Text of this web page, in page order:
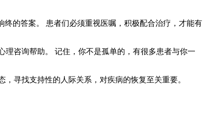
的答案。 患者们必须重视医嘱，积极配合治疗，才能有
咨询帮助。 记住，你不是孤单的，有很多患者与你一
寻找支持性的人际关系，对疾病的恢复至关重要。